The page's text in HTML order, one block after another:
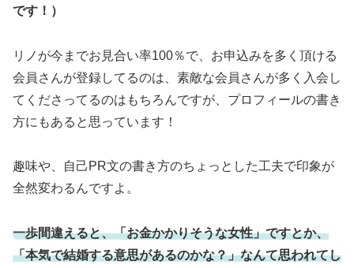
です！）
リノが今までお見合い率100％で、お申込みを多く頂ける
会員さんが登録してるのは、素敵な会員さんが多く入会し
てくださってるのはもちろんですが、プロフィールの書き
方にもあると思っています！
趣味や、自己PR文の書き方のちょっとした工夫で印象が
全然変わるんですよ。
一歩間違えると、「お金かかりそうな女性」ですとか、
「本気で結婚する意思があるのかな？」なんて思われてし